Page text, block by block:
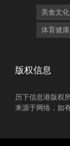
美食文化
体育健康
版权信息
历下信息港版权
来源于网络，如